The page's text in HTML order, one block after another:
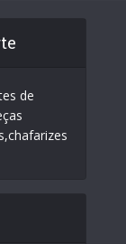
de